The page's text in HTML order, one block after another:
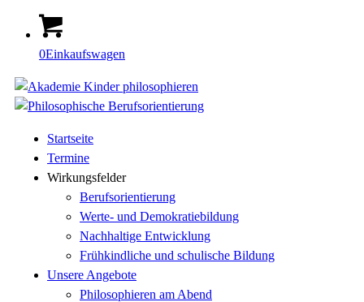
0Einkaufswagen
Startseite
Termine
Wirkungsfelder
Berufsorientierung
Werte- und Demokratiebildung
Nachhaltige Entwicklung
Frühkindliche und schulische Bildung
Unsere Angebote
Philosophieren am Abend